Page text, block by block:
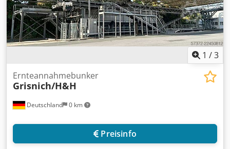
1 /3
Deutschland 0 km
Ernteannahmebunker
Grisnich/H&H
Preisinfo